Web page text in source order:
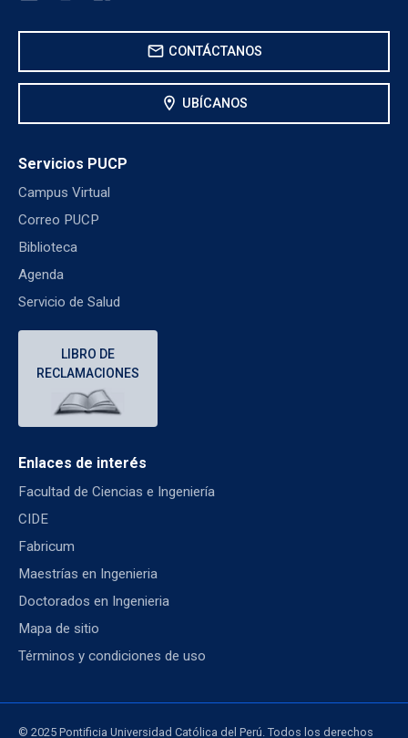
mail CONTÁCTANOS
location_on UBÍCANOS
Servicios PUCP
Campus Virtual
Correo PUCP
Biblioteca
Agenda
Servicio de Salud
LIBRO DE
RECLAMACIONES
Enlaces de interés
Facultad de Ciencias e Ingeniería
CIDE
Fabricum
Maestrías en Ingenieria
Doctorados en Ingenieria
Mapa de sitio
Términos y condiciones de uso
© 2025 Pontificia Universidad Católica del Perú. Todos los derechos